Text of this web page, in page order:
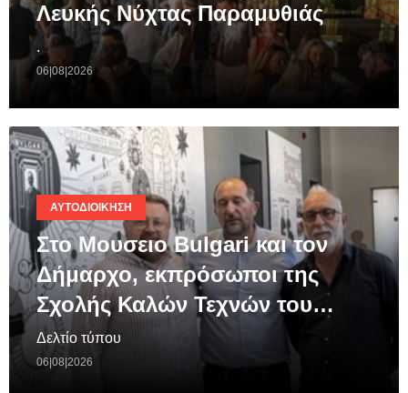
Λευκής Νύχτας Παραμυθιάς
.
06|08|2026
ΑΥΤΟΔΙΟΊΚΗΣΗ
Στο Μουσειο Bulgari και τον
Δήμαρχο, εκπρόσωποι της
Σχολής Καλών Τεχνών του…
Δελτίο τύπου
06|08|2026